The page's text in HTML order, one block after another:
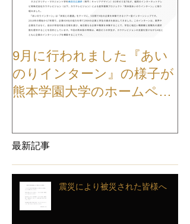
9月に行われました『あい
のりインターン』の様子が
熊本学園大学のホームペー
最新記事
震災により被災された皆様へ